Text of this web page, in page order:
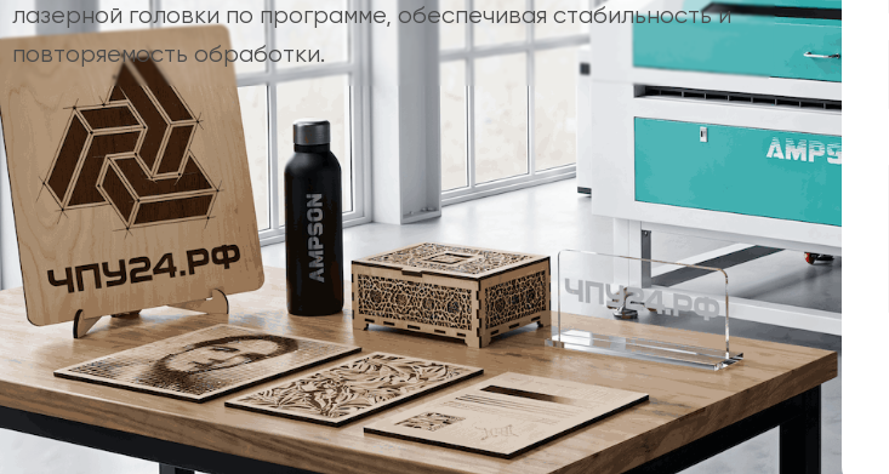
лазерной головки по программе, обеспечивая стабильность и
повторяемость обработки.